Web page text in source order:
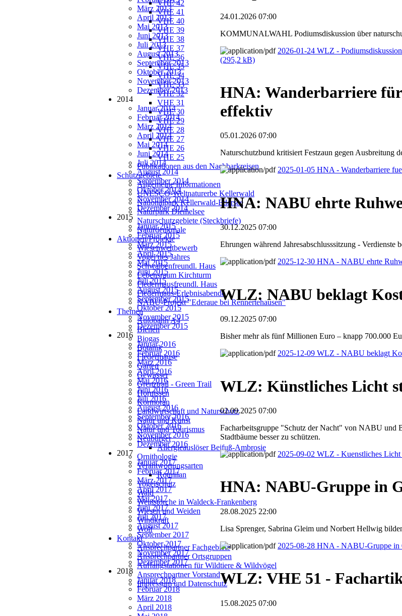
VHE 42
VHE 41
VHE 40
VHE 39
VHE 38
VHE 37
VHE 36
VHE 35
VHE 34
VHE 33
VHE 32
VHE 31
VHE 30
VHE 29
VHE 28
VHE 27
VHE 26
VHE 25
Publikationen aus den Nachbarkreisen
Schutzgebiete
Allgemeine Informationen
UNESCO-Weltnaturerbe Kellerwald
Nationalpark Kellerwald-Edersee
Naturpark Diemelsee
Naturschutzgebiete (Steckbriefe)
Naturdenkmale
Aktionen/Projekte
Wiesenwettbewerb
Vogel des Jahres
Schwalbenfreundl. Haus
Lebensraum Kirchturm
Fledermausfreundl. Haus
Fledermaus-Erlebnisabende
NABU-Projekt "Ederaue bei Rennertehausen"
Themen
Autobahn A4
Bienen
Biogas
Botanik
Fledermäuse
Garten
Gewässer
Grenztrail - Green Trail
Hornissen
Kormoran
Landwirtschaft und Naturschutz
Natur und Kunst
Natur und Tourismus
Neubürger
Allergieauslöser Beifuß-Ambrosie
Ornithologie
Verantwortungsarten
Rotmilan
Vogelschutz
Wald
Weißstörche in Waldeck-Frankenberg
Wiesen und Weiden
Windkraft
Wolf
Kontakt
Ansprechpartner Fachgebiete
Ansprechpartner Ortsgruppen
Auffangstationen für Wildtiere & Wildvögel
Ansprechpartner Vorstand
Impressum und Datenschutz
März 2013
April 2013
Mai 2013
Juni 2013
Juli 2013
August 2013
September 2013
Oktober 2013
November 2013
Dezember 2013
2014
Januar 2014
Februar 2014
März 2014
April 2014
Mai 2014
Juni 2014
Juli 2014
August 2014
September 2014
Oktober 2014
November 2014
Dezember 2014
2015
Januar 2015
Februar 2015
März 2015
April 2015
Mai 2015
Juni 2015
Juli 2015
August 2015
September 2015
Oktober 2015
November 2015
Dezember 2015
2016
Januar 2016
Februar 2016
März 2016
April 2016
Mai 2016
Juni 2016
Juli 2016
August 2016
September 2016
Oktober 2016
November 2016
Dezember 2016
2017
Januar 2017
Februar 2017
März 2017
April 2017
Mai 2017
Juni 2017
Juli 2017
August 2017
September 2017
Oktober 2017
November 2017
Dezember 2017
2018
Januar 2018
Februar 2018
März 2018
April 2018
24.01.2026 07:00
KOMMUNALWAHL Podiumsdiskussion über
2026-01-24 WLZ -
(295,2 kB)
HNA: Wanderbarriere
effektiv
05.01.2026 07:00
Naturschutzbund kritisiert Festzaun gegen Ausbreitung
2025-01-05 HNA - Wanderbarriere
HNA: NABU ehrte
30.12.2025 07:00
Ehrungen während Jahresabschlusssitzung - Verdienste
2025-12-30 HNA - NABU ehrte
WLZ: NABU beklagt
09.12.2025 07:00
Bisher mehr als fünf Millionen Euro – knapp 700.000
2025-12-09 WLZ - NABU beklagt
WLZ: Künstliches Licht
02.09.2025 07:00
Facharbeitsgruppe "Schutz der Nacht" von NABU und
Stadtbäume besser zu schützen.
2025-09-02 WLZ - Kuenstliches Licht
HNA: NABU-Gruppe in
28.08.2025 22:00
Lisa Sprenger, Sabrina Gleim und Norbert Hellwig
2025-08-28 HNA - NABU-Gruppe in
WLZ: VHE 51 -
15.08.2025 07:00